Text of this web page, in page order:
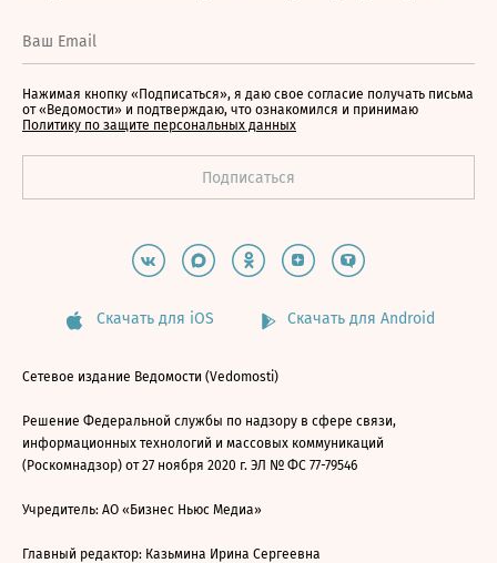
Нажимая кнопку «Подписаться», я даю свое согласие получать письма
от «Ведомости» и подтверждаю, что ознакомился и принимаю
Политику по защите персональных данных
Скачать для iOS Скачать для Android
Сетевое издание Ведомости (Vedomosti)
Решение Федеральной службы по надзору в сфере связи,
информационных технологий и массовых коммуникаций
(Роскомнадзор) от 27 ноября 2020 г. ЭЛ № ФС 77-79546
Учредитель: АО «Бизнес Ньюс Медиа»
Главный редактор: Казьмина Ирина Сергеевна